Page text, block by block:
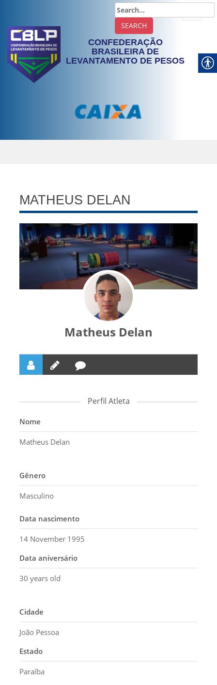
CONFEDERAÇÃO
BRASILEIRA DE
LEVANTAMENTO DE PESOS
MATHEUS DELAN
Matheus Delan
Perfil Atleta
Nome
Matheus Delan
Gênero
Masculino
Data nascimento
14 November 1995
Data aniversário
30 years old
Cidade
João Pessoa
Estado
Paraíba